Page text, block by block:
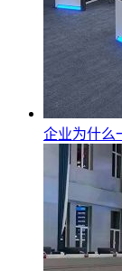
企业为什么